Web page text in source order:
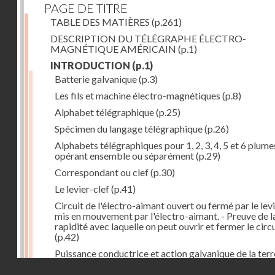
PAGE DE TITRE
TABLE DES MATIÈRES (p.261)
DESCRIPTION DU TÉLÉGRAPHE ÉLECTRO-
MAGNÉTIQUE AMÉRICAIN (p.1)
INTRODUCTION (p.1)
Batterie galvanique(p.3)
Les fils et machine électro-magnétiques (p.8)
Alphabet télégraphique(p.25)
Spécimen du langage télégraphique(p.26)
Alphabets télégraphiques pour 1, 2, 3, 4, 5 et 6
opérant ensemble ou séparément(p.29)
Correspondant ou clef(p.30)
Le levier-clef(p.41)
Circuit de l'électro-aimant ouvert ou fermé par le
mis en mouvement par l'électro-aimant. - Preuve de
rapidité avec laquelle on peut ouvrir et fermer le
(p.42)
Puissance conductrice et action galvanique de la